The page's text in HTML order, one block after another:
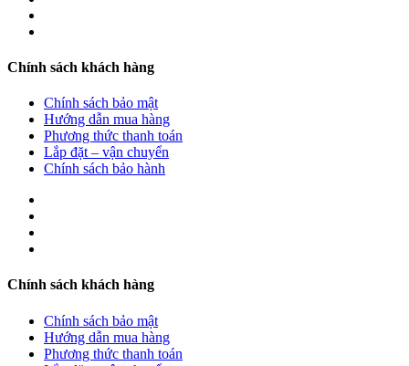
Chính sách khách hàng
Chính sách bảo mật
Hướng dẫn mua hàng
Phương thức thanh toán
Lắp đặt – vận chuyển
Chính sách bảo hành
Chính sách khách hàng
Chính sách bảo mật
Hướng dẫn mua hàng
Phương thức thanh toán